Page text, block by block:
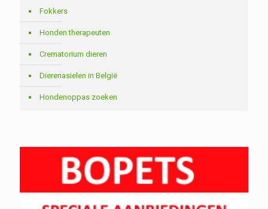
Fokkers
Honden therapeuten
Crematorium dieren
Dierenasielen in België
Hondenoppas zoeken